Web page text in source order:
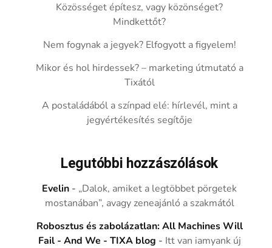
Közösséget építesz, vagy közönséget?
Mindkettőt?
Nem fogynak a jegyek? Elfogyott a figyelem!
Mikor és hol hirdessek? – marketing útmutató a
Tixától
A postaládából a színpad elé: hírlevél, mint a
jegyértékesítés segítője
Legutóbbi hozzászólások
Evelin - „Dalok, amiket a legtöbbet pörgetek
mostanában”, avagy zeneajánló a szakmától
Robosztus és zabolázatlan: All Machines Will
Fail - And We - TIXA blog - Itt van iamyank új